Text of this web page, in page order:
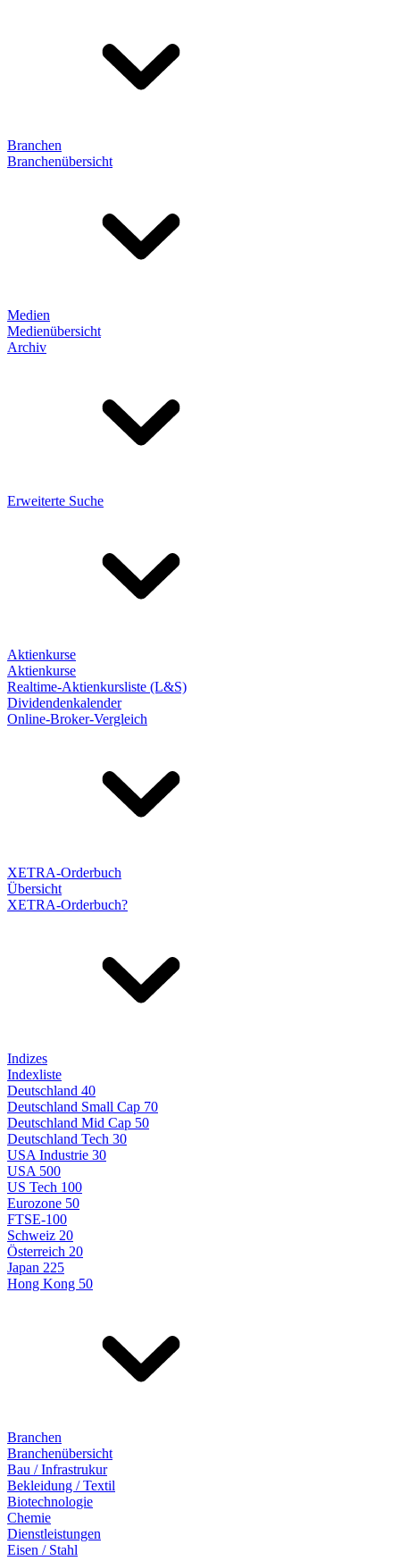
Branchen
Branchenübersicht
Medien
Medienübersicht
Archiv
Erweiterte Suche
Aktienkurse
Aktienkurse
Realtime-Aktienkursliste (L&S)
Dividendenkalender
Online-Broker-Vergleich
XETRA-Orderbuch
Übersicht
XETRA-Orderbuch?
Indizes
Indexliste
Deutschland 40
Deutschland Small Cap 70
Deutschland Mid Cap 50
Deutschland Tech 30
USA Industrie 30
USA 500
US Tech 100
Eurozone 50
FTSE-100
Schweiz 20
Österreich 20
Japan 225
Hong Kong 50
Branchen
Branchenübersicht
Bau / Infrastrukur
Bekleidung / Textil
Biotechnologie
Chemie
Dienstleistungen
Eisen / Stahl